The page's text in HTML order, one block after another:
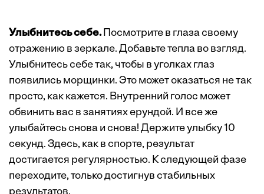
Улыбнитесь себе.Посмотрите в глаза своему
отражению в зеркале. Добавьте тепла во взгляд.
Улыбнитесь себе так, чтобы в уголках глаз
появились морщинки. Это может оказаться не так
просто, как кажется. Внутренний голос может
обвинить вас в занятиях ерундой. И все же
улыбайтесь снова и снова! Держите улыбку 10
секунд. Здесь, как в спорте, результат
достигается регулярностью. К следующей фазе
переходите, только достигнув стабильных
результатов.